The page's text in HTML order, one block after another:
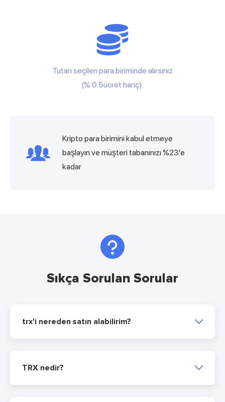
Tutarı seçilen para biriminde alırsınız
(% 0.5ücret hariç).
Kripto para birimini kabul etmeye
başlayın ve müşteri tabanınızı %23'e
kadar
Sıkça Sorulan Sorular
trx'i nereden satın alabilirim?
TRX nedir?